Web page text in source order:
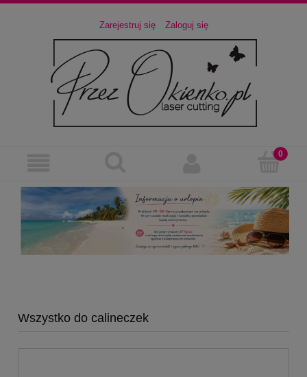
Zarejestruj się Zaloguj się
Wszystko do calineczek